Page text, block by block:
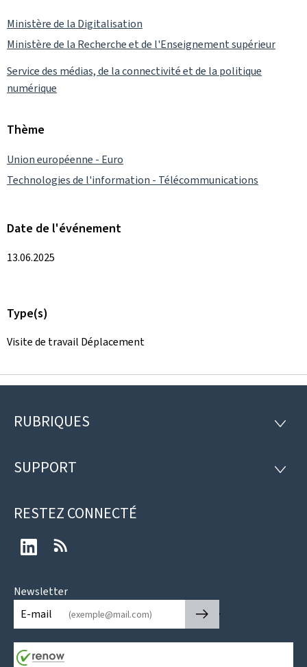
Ministère de la Digitalisation
Ministère de la Recherche et de l'Enseignement supérieur
Service des médias, de la connectivité et de la politique
numérique
Thème
Union européenne - Euro
Technologies de l'information - Télécommunications
Date de l'événement
13.06.2025
Type(s)
Visite de travail Déplacement
Pied
page
RUBRIQUES
SUPPORT
RESTEZ CONNECTÉ
LinkedIn
Newsletter
E-mail
🡒